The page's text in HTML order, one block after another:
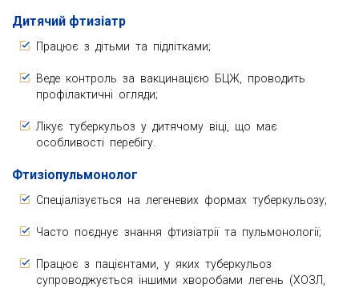
Дитячий фтизіатр
Працює з дітьми та підлітками;
Веде контроль за вакцинацією БЦЖ, проводить
профілактичні огляди;
Лікує туберкульоз у дитячому віці, що має
особливості перебігу.
Фтизіопульмонолог
Спеціалізується на легеневих формах туберкульозу;
Часто поєднує знання фтизіатрії та пульмонології;
Працює з пацієнтами, у яких туберкульоз
супроводжується іншими хворобами легень (ХОЗЛ,